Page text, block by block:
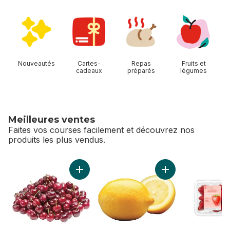
Nouveautés
Cartes-
cadeaux
Repas
préparés
Fruits et
légumes
Meilleures ventes
Faites vos courses facilement et découvrez nos
produits les plus vendus.
sauter Meilleures ventes
Ajouter Cerises rouges au panierAjouter Citrons au